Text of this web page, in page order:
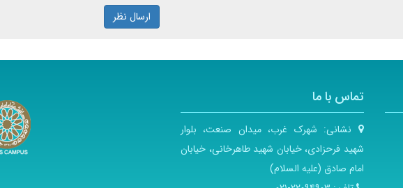
ارسال نظر
تماس با ما
نشانی: شهرک غرب، میدان صنعت، بلوار
شهید فرحزادی، خیابان شهید طاهرخانی، خیابان
امام صادق (علیه السلام)